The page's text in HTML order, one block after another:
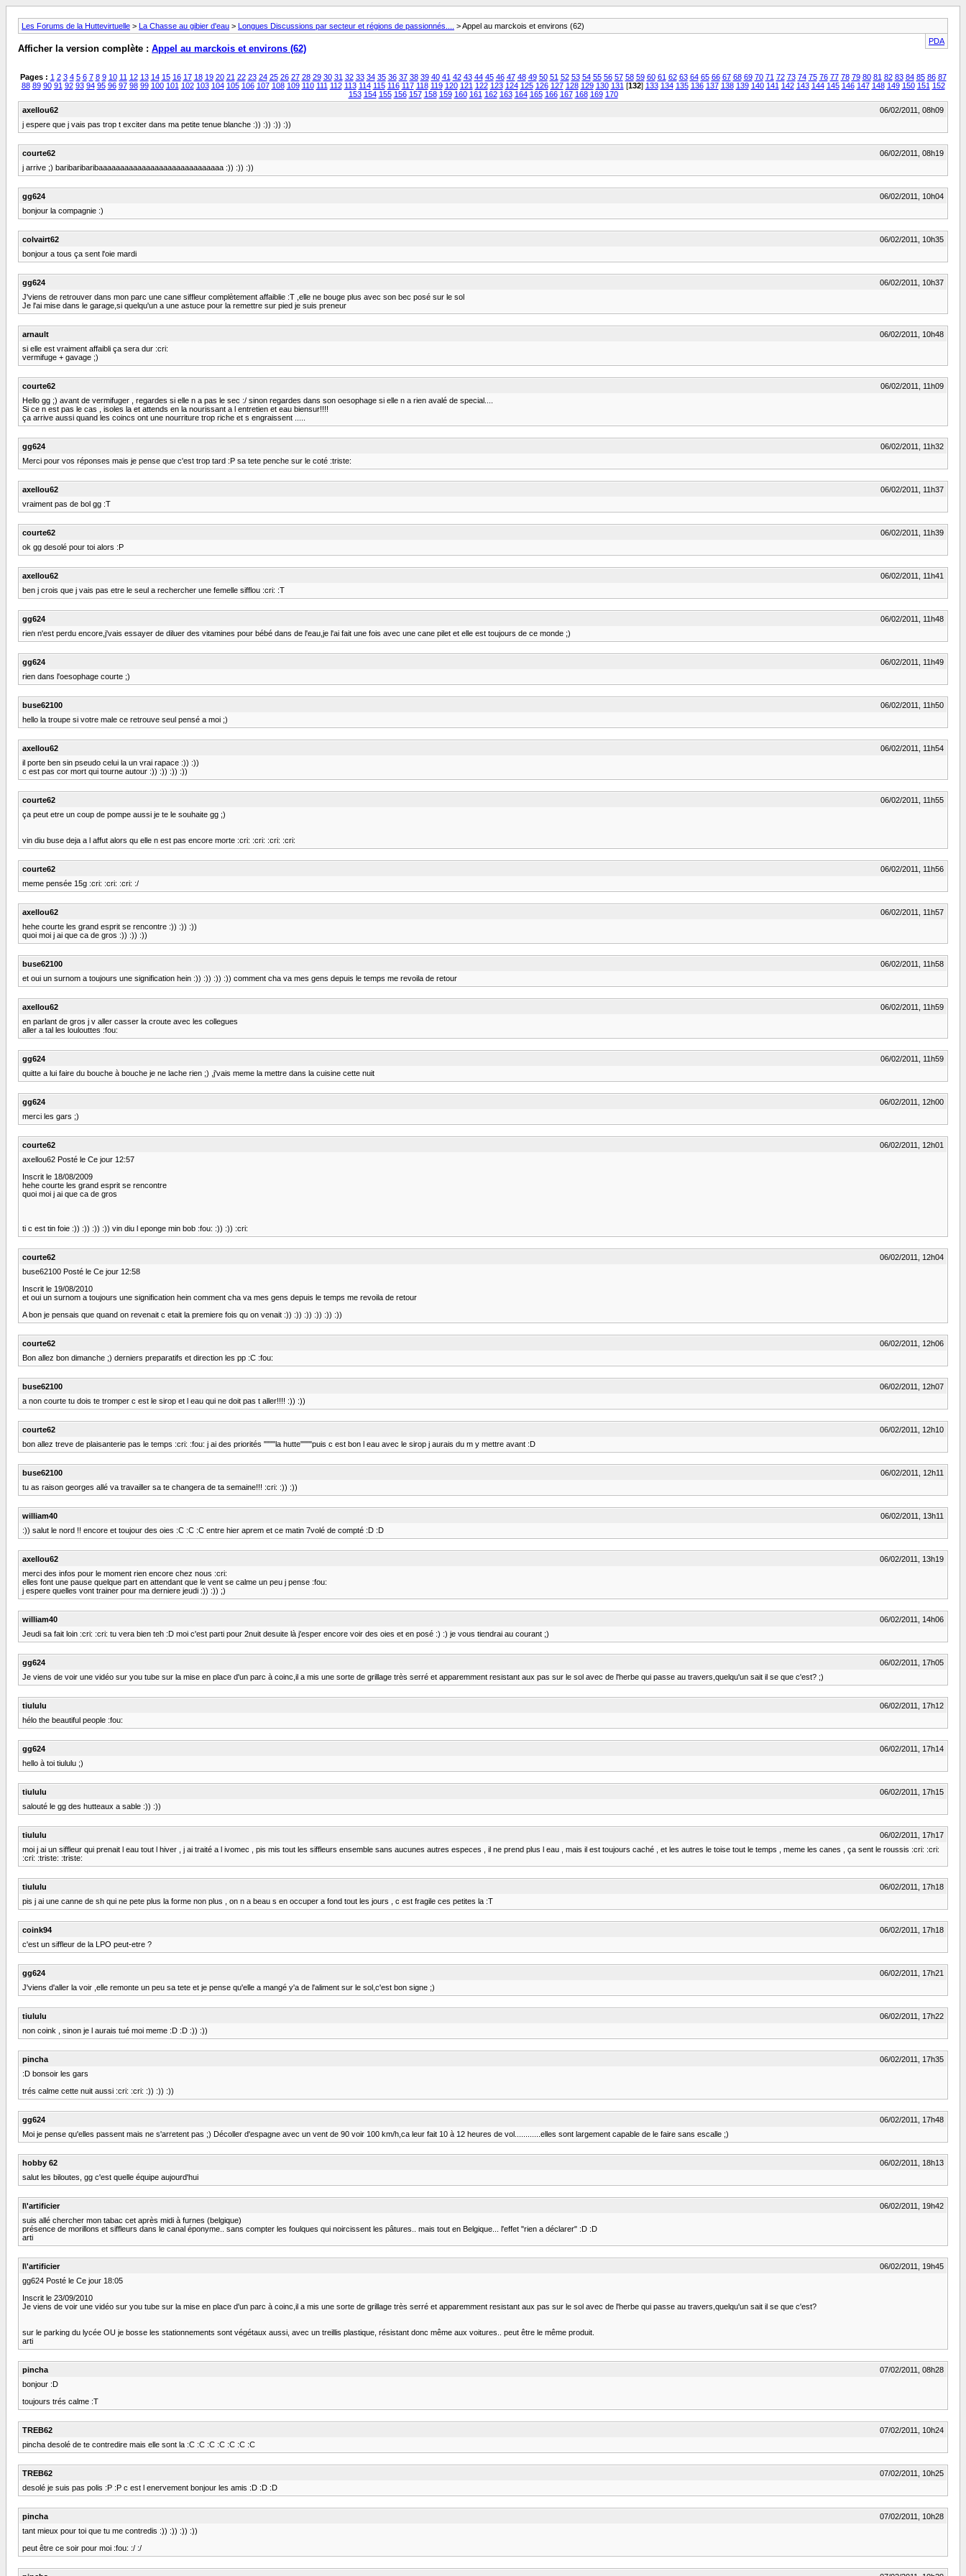
Les Forums de la Huttevirtuelle > La Chasse au gibier d'eau > Longues Discussions par secteur et régions de passionnés....
> Appel au marckois et environs (62)
PDA
Afficher la version complète : Appel au marckois et environs (62)
Pages : 1 2 3 4 5 6 7 8 9 10 11 12 13 14 15 16 17 18 19 20 21 22 23 24 25 26 27 28 29 30 31 32 33 34 35 36 37 38 39 40 41 42 43 44 45 46 47 48 49 50 51 52 53 54 55 56 57 58 59 60 61 62 63 64 65 66 67 68 69 70 71 72 73 74 75 76 77 78 79 80 81 82 83 84 85 86 87
88 89 90 91 92 93 94 95 96 97 98 99 100 101 102 103 104 105 106 107 108 109 110 111 112 113 114 115 116 117 118 119 120 121 122 123 124 125 126 127 128 129 130 131 [132] 133 134 135 136 137 138 139 140 141 142 143 144 145 146 147 148 149 150 151 152
153 154 155 156 157 158 159 160 161 162 163 164 165 166 167 168 169 170
axellou62
06/02/2011, 08h09
j espere que j vais pas trop t exciter dans ma petite tenue blanche :)) :)) :)) :))
courte62
06/02/2011, 08h19
j arrive ;) baribaribaribaaaaaaaaaaaaaaaaaaaaaaaaaaaaa :)) :)) :))
gg624
06/02/2011, 10h04
bonjour la compagnie :)
colvairt62
06/02/2011, 10h35
bonjour a tous ça sent l'oie mardi
gg624
06/02/2011, 10h37
J'viens de retrouver dans mon parc une cane siffleur complètement affaiblie :T ,elle ne bouge plus avec son bec posé sur le sol
Je l'ai mise dans le garage,si quelqu'un a une astuce pour la remettre sur pied je suis preneur
arnault
06/02/2011, 10h48
si elle est vraiment affaibli ça sera dur :cri:
vermifuge + gavage ;)
courte62
06/02/2011, 11h09
Hello gg ;) avant de vermifuger , regardes si elle n a pas le sec :/ sinon regardes dans son oesophage si elle n a rien avalé de special....
Si ce n est pas le cas , isoles la et attends en la nourissant a l entretien et eau biensur!!!!
ça arrive aussi quand les coincs ont une nourriture trop riche et s engraissent .....
gg624
06/02/2011, 11h32
Merci pour vos réponses mais je pense que c'est trop tard :P sa tete penche sur le coté :triste:
axellou62
06/02/2011, 11h37
vraiment pas de bol gg :T
courte62
06/02/2011, 11h39
ok gg desolé pour toi alors :P
axellou62
06/02/2011, 11h41
ben j crois que j vais pas etre le seul a rechercher une femelle sifflou :cri: :T
gg624
06/02/2011, 11h48
rien n'est perdu encore,j'vais essayer de diluer des vitamines pour bébé dans de l'eau,je l'ai fait une fois avec une cane pilet et elle est toujours de ce monde ;)
gg624
06/02/2011, 11h49
rien dans l'oesophage courte ;)
buse62100
06/02/2011, 11h50
hello la troupe si votre male ce retrouve seul pensé a moi ;)
axellou62
06/02/2011, 11h54
il porte ben sin pseudo celui la un vrai rapace :)) :))
c est pas cor mort qui tourne autour :)) :)) :)) :))
courte62
06/02/2011, 11h55
ça peut etre un coup de pompe aussi je te le souhaite gg ;)
vin diu buse deja a l affut alors qu elle n est pas encore morte :cri: :cri: :cri: :cri:
courte62
06/02/2011, 11h56
meme pensée 15g :cri: :cri: :cri: :/
axellou62
06/02/2011, 11h57
hehe courte les grand esprit se rencontre :)) :)) :))
quoi moi j ai que ca de gros :)) :)) :))
buse62100
06/02/2011, 11h58
et oui un surnom a toujours une signification hein :)) :)) :)) :)) comment cha va mes gens depuis le temps me revoila de retour
axellou62
06/02/2011, 11h59
en parlant de gros j v aller casser la croute avec les collegues
aller a tal les loulouttes :fou:
gg624
06/02/2011, 11h59
quitte a lui faire du bouche à bouche je ne lache rien ;) ,j'vais meme la mettre dans la cuisine cette nuit
gg624
06/02/2011, 12h00
merci les gars ;)
courte62
06/02/2011, 12h01
axellou62 Posté le Ce jour 12:57
Inscrit le 18/08/2009
hehe courte les grand esprit se rencontre
quoi moi j ai que ca de gros
ti c est tin foie :)) :)) :)) :)) vin diu l eponge min bob :fou: :)) :)) :cri:
courte62
06/02/2011, 12h04
buse62100 Posté le Ce jour 12:58
Inscrit le 19/08/2010
et oui un surnom a toujours une signification hein comment cha va mes gens depuis le temps me revoila de retour
A bon je pensais que quand on revenait c etait la premiere fois qu on venait :)) :)) :)) :)) :)) :))
courte62
06/02/2011, 12h06
Bon allez bon dimanche ;) derniers preparatifs et direction les pp :C :fou:
buse62100
06/02/2011, 12h07
a non courte tu dois te tromper c est le sirop et l eau qui ne doit pas t aller!!!! :)) :))
courte62
06/02/2011, 12h10
bon allez treve de plaisanterie pas le temps :cri: :fou: j ai des priorités """"la hutte""""puis c est bon l eau avec le sirop j aurais du m y mettre avant :D
buse62100
06/02/2011, 12h11
tu as raison georges allé va travailler sa te changera de ta semaine!!! :cri: :)) :))
william40
06/02/2011, 13h11
:)) salut le nord !! encore et toujour des oies :C :C :C entre hier aprem et ce matin 7volé de compté :D :D
axellou62
06/02/2011, 13h19
merci des infos pour le moment rien encore chez nous :cri:
elles font une pause quelque part en attendant que le vent se calme un peu j pense :fou:
j espere quelles vont trainer pour ma derniere jeudi :)) :)) ;)
william40
06/02/2011, 14h06
Jeudi sa fait loin :cri: :cri: tu vera bien teh :D moi c'est parti pour 2nuit desuite là j'esper encore voir des oies et en posé :) :) je vous tiendrai au courant ;)
gg624
06/02/2011, 17h05
Je viens de voir une vidéo sur you tube sur la mise en place d'un parc à coinc,il a mis une sorte de grillage très serré et apparemment resistant aux pas sur le sol avec de l'herbe qui passe au travers,quelqu'un sait il se que c'est? ;)
tiululu
06/02/2011, 17h12
hélo the beautiful people :fou:
gg624
06/02/2011, 17h14
hello à toi tiululu ;)
tiululu
06/02/2011, 17h15
salouté le gg des hutteaux a sable :)) :))
tiululu
06/02/2011, 17h17
moi j ai un siffleur qui prenait l eau tout l hiver , j ai traité a l ivomec , pis mis tout les siffleurs ensemble sans aucunes autres especes , il ne prend plus l eau , mais il est toujours caché , et les autres le toise tout le temps , meme les canes , ça sent le roussis :cri: :cri:
:cri: :triste: :triste:
tiululu
06/02/2011, 17h18
pis j ai une canne de sh qui ne pete plus la forme non plus , on n a beau s en occuper a fond tout les jours , c est fragile ces petites la :T
coink94
06/02/2011, 17h18
c'est un siffleur de la LPO peut-etre ?
gg624
06/02/2011, 17h21
J'viens d'aller la voir ,elle remonte un peu sa tete et je pense qu'elle a mangé y'a de l'aliment sur le sol,c'est bon signe ;)
tiululu
06/02/2011, 17h22
non coink , sinon je l aurais tué moi meme :D :D :)) :))
pincha
06/02/2011, 17h35
:D bonsoir les gars
trés calme cette nuit aussi :cri: :cri: :)) :)) :))
gg624
06/02/2011, 17h48
Moi je pense qu'elles passent mais ne s'arretent pas ;) Décoller d'espagne avec un vent de 90 voir 100 km/h,ca leur fait 10 à 12 heures de vol............elles sont largement capable de le faire sans escalle ;)
hobby 62
06/02/2011, 18h13
salut les biloutes, gg c'est quelle équipe aujourd'hui
l\'artificier
06/02/2011, 19h42
suis allé chercher mon tabac cet après midi à furnes (belgique)
présence de morillons et siffleurs dans le canal éponyme.. sans compter les foulques qui noircissent les pâtures.. mais tout en Belgique... l'effet "rien a déclarer" :D :D
arti
l\'artificier
06/02/2011, 19h45
gg624 Posté le Ce jour 18:05
Inscrit le 23/09/2010
Je viens de voir une vidéo sur you tube sur la mise en place d'un parc à coinc,il a mis une sorte de grillage très serré et apparemment resistant aux pas sur le sol avec de l'herbe qui passe au travers,quelqu'un sait il se que c'est?
sur le parking du lycée OU je bosse les stationnements sont végétaux aussi, avec un treillis plastique, résistant donc même aux voitures.. peut être le même produit.
arti
pincha
07/02/2011, 08h28
bonjour :D
toujours trés calme :T
TREB62
07/02/2011, 10h24
pincha desolé de te contredire mais elle sont la :C :C :C :C :C :C :C
TREB62
07/02/2011, 10h25
desolé je suis pas polis :P :P c est l enervement bonjour les amis :D :D :D
pincha
07/02/2011, 10h28
tant mieux pour toi que tu me contredis :)) :)) :)) :))
peut être ce soir pour moi :fou: :/ :/